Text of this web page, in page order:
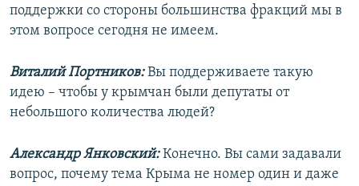
поддержки со стороны большинства фракций мы в
этом вопросе сегодня не имеем.
Виталий Портников:Вы поддерживаете такую
идею – чтобы у крымчан были депутаты от
небольшого количества людей?
Александр Янковский:Конечно. Вы сами задавали
вопрос, почему тема Крыма не номер один и даже